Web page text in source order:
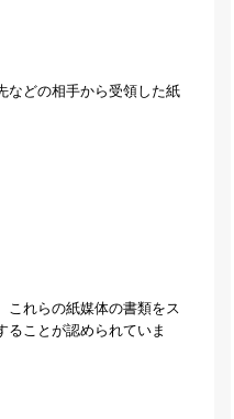
などの相手から受領した紙
これらの紙媒体の書類をス
ることが認められていま